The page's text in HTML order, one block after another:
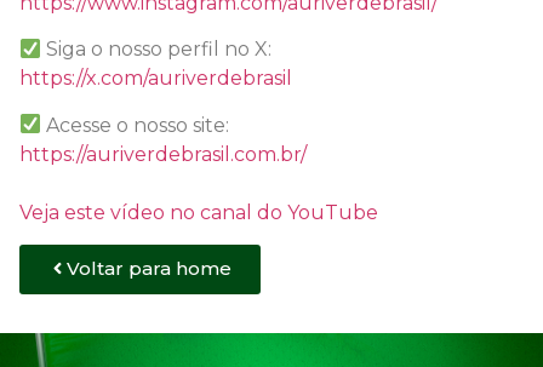
Siga o nosso perfil no X:
https://x.com/auriverdebrasil
Acesse o nosso site:
https://auriverdebrasil.com.br/
Veja este vídeo no canal do YouTube
Voltar para home